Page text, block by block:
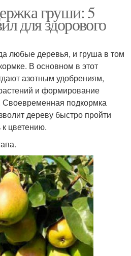
груши: 5
для здорового
любые деревья, и груша в том
В основном в этот
азотным удобрениям,
и формирование
подкормка
дереву быстро пройти
к цветению.